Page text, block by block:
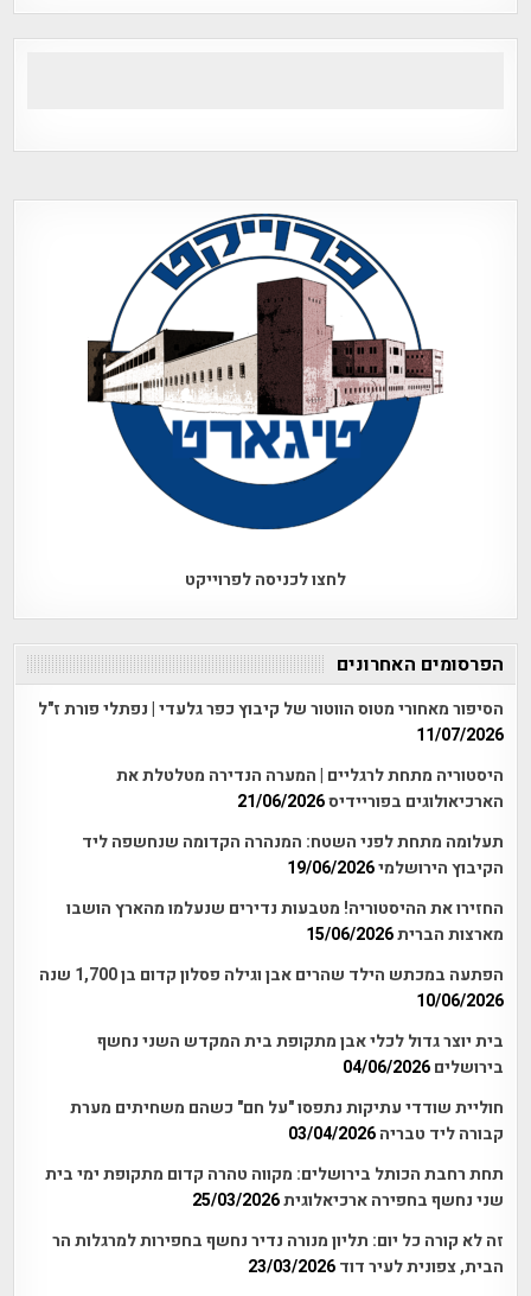
לחצו לכניסה לפרוייקט
הפרסומים האחרונים
הסיפור מאחורי מטוס הווטור של קיבוץ כפר גלעדי | נפתלי פורת ז"ל
11/07/2026
היסטוריה מתחת לרגליים | המערה הנדירה מטלטלת את
הארכיאולוגים בפוריידיס21/06/2026
תעלומה מתחת לפני השטח: המנהרה הקדומה שנחשפה ליד
הקיבוץ הירושלמי19/06/2026
החזירו את ההיסטוריה! מטבעות נדירים שנעלמו מהארץ הושבו
מארצות הברית15/06/2026
הפתעה במכתש הילד שהרים אבן וגילה פסלון קדום בן 1,700 שנה
10/06/2026
בית יוצר גדול לכלי אבן מתקופת בית המקדש השני נחשף
בירושלים 04/06/2026
חוליית שודדי עתיקות נתפסו "על חם" כשהם משחיתים מערת
קבורה ליד טבריה 03/04/2026
תחת רחבת הכותל בירושלים: מקווה טהרה קדום מתקופת ימי בית
שני נחשף בחפירה ארכיאלוגית25/03/2026
זה לא קורה כל יום: תליון מנורה נדיר נחשף בחפירות למרגלות הר
הבית, צפונית לעיר דוד 23/03/2026